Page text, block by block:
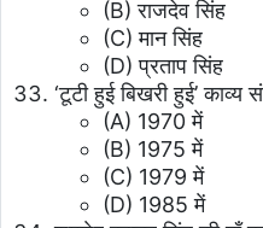
(B) राजदेव सिंह
(C) मान सिंह
(D) प्रताप सिंह
‘टूटी हुई बिखरी हुई’
(A) 1970 में
(B) 1975 में
(C) 1979 में
(D) 1985 में